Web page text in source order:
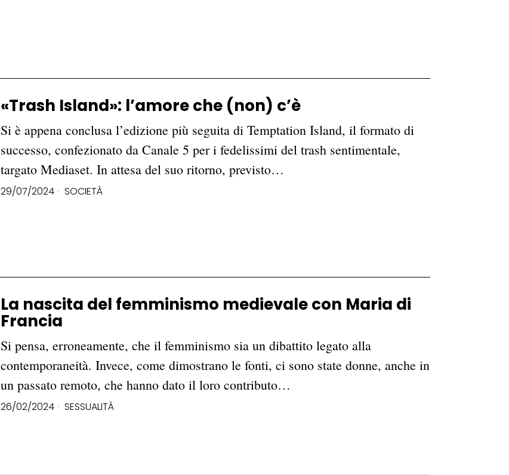
«Trash Island»: l’amore che (non) c’è
Si è appena conclusa l’edizione più seguita di Temptation Island, il formato di
successo, confezionato da Canale 5 per i fedelissimi del trash sentimentale,
targato Mediaset. In attesa del suo ritorno, previsto…
29/07/2024 SOCIETÀ
La nascita del femminismo medievale con Maria di
Francia
Si pensa, erroneamente, che il femminismo sia un dibattito legato alla
contemporaneità. Invece, come dimostrano le fonti, ci sono state donne, anche in
un passato remoto, che hanno dato il loro contributo…
26/02/2024 SESSUALITÀ